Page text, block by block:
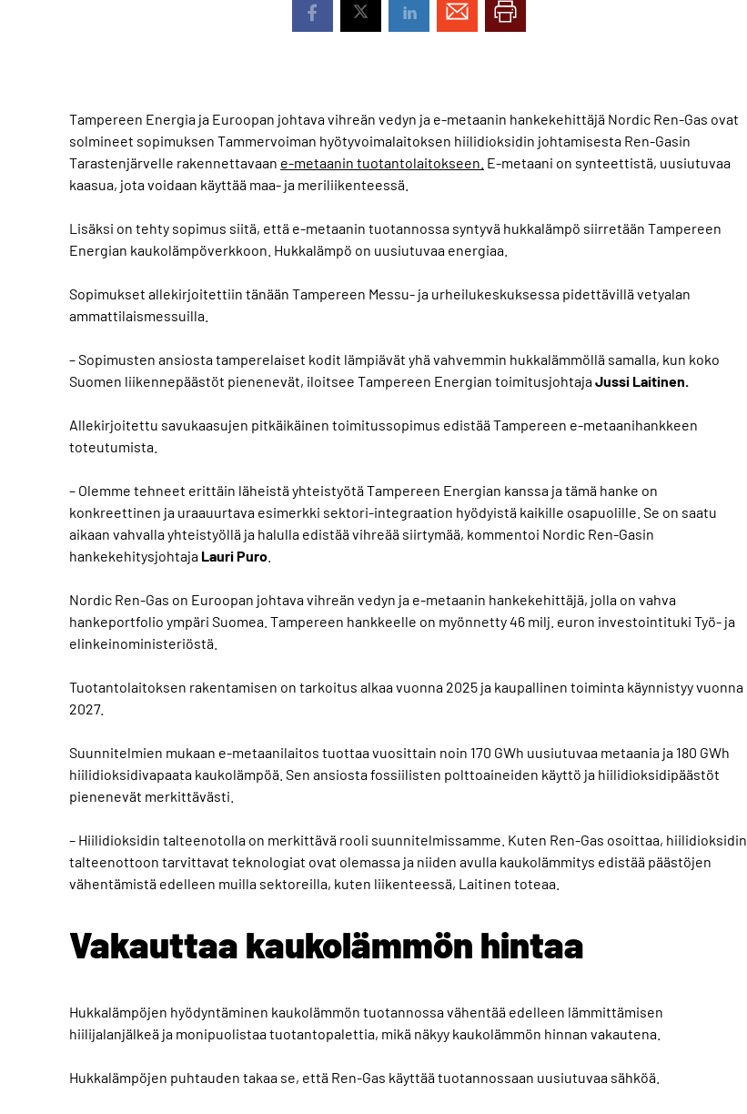
Tampereen Energia ja Euroopan johtava vihreän vedyn ja e-metaanin hankekehittäjä Nordic Ren-Gas ovat
solmineet sopimuksen Tammervoiman hyötyvoimalaitoksen hiilidioksidin johtamisesta Ren-Gasin
Tarastenjärvelle rakennettavaan e-metaanin tuotantolaitokseen. E-metaani on synteettistä, uusiutuvaa
kaasua, jota voidaan käyttää maa- ja meriliikenteessä.
Lisäksi on tehty sopimus siitä, että e-metaanin tuotannossa syntyvä hukkalämpö siirretään Tampereen
Energian kaukolämpöverkkoon. Hukkalämpö on uusiutuvaa energiaa.
Sopimukset allekirjoitettiin tänään Tampereen Messu- ja urheilukeskuksessa pidettävillä vetyalan
ammattilaismessuilla.
– Sopimusten ansiosta tamperelaiset kodit lämpiävät yhä vahvemmin hukkalämmöllä samalla, kun koko
Suomen liikennepäästöt pienenevät, iloitsee Tampereen Energian toimitusjohtajaJussi Laitinen.
Allekirjoitettu savukaasujen pitkäikäinen toimitussopimus edistää Tampereen e-metaanihankkeen
toteutumista.
– Olemme tehneet erittäin läheistä yhteistyötä Tampereen Energian kanssa ja tämä hanke on
konkreettinen ja uraauurtava esimerkki sektori-integraation hyödyistä kaikille osapuolille. Se on saatu
aikaan vahvalla yhteistyöllä ja halulla edistää vihreää siirtymää, kommentoi Nordic Ren-Gasin
hankekehitysjohtaja Lauri Puro
Nordic Ren-Gas on Euroopan johtava vihreän vedyn ja e-metaanin hankekehittäjä, jolla on vahva
hankeportfolio ympäri Suomea. Tampereen hankkeelle on myönnetty 46 milj. euron investointituki Työ- ja
elinkeinoministeriöstä.
Tuotantolaitoksen rakentamisen on tarkoitus alkaa vuonna 2025 ja kaupallinen toiminta käynnistyy vuonna
2027.
Suunnitelmien mukaan e-metaanilaitos tuottaa vuosittain noin 170 GWh uusiutuvaa metaania ja 180 GWh
hiilidioksidivapaata kaukolämpöä. Sen ansiosta fossiilisten polttoaineiden käyttö ja hiilidioksidipäästöt
pienenevät merkittävästi.
– Hiilidioksidin talteenotolla on merkittävä rooli suunnitelmissamme. Kuten Ren-Gas osoittaa, hiilidioksidin
talteenottoon tarvittavat teknologiat ovat olemassa ja niiden avulla kaukolämmitys edistää päästöjen
vähentämistä edelleen muilla sektoreilla, kuten liikenteessä, Laitinen toteaa.
Vakauttaa kaukolämmön hintaa
Hukkalämpöjen hyödyntäminen kaukolämmön tuotannossa vähentää edelleen lämmittämisen
hiilijalanjälkeä ja monipuolistaa tuotantopalettia, mikä näkyy kaukolämmön hinnan vakautena.
Hukkalämpöjen puhtauden takaa se, että Ren-Gas käyttää tuotannossaan uusiutuvaa sähköä.